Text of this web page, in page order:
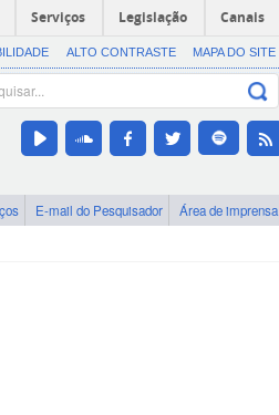
Serviços Legislação Canais
ALTO CONTRASTE MAPA DO SITE
E-mail do Pesquisador Área de imprensa